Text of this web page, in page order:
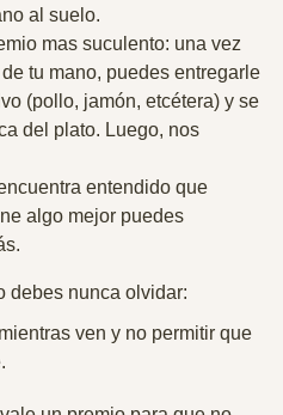
al suelo.
mas suculento: una vez
tu mano, puedes entregarle
(pollo, jamón, etcétera) y se
del plato. Luego, nos
entendido que
algo mejor puedes
debes nunca olvidar:
ven y no permitir que